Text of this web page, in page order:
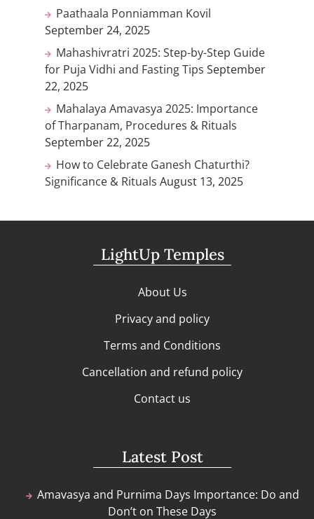
Paathaala Ponniamman Kovil
September 24, 2025
Mahashivratri 2025: Step-by-Step Guide
for Puja Vidhi and Fasting Tips September
22, 2025
Mahalaya Amavasya 2025: Importance
of Tharpanam, Procedures & Rituals
September 22, 2025
How to Celebrate Ganesh Chaturthi?
Significance & Rituals August 13, 2025
LightUp Temples
About Us
Privacy and policy
Terms and Conditions
Cancellation and refund policy
Contact us
Latest Post
Amavasya and Purnima Days Importance: Do and
Don’t on These Days